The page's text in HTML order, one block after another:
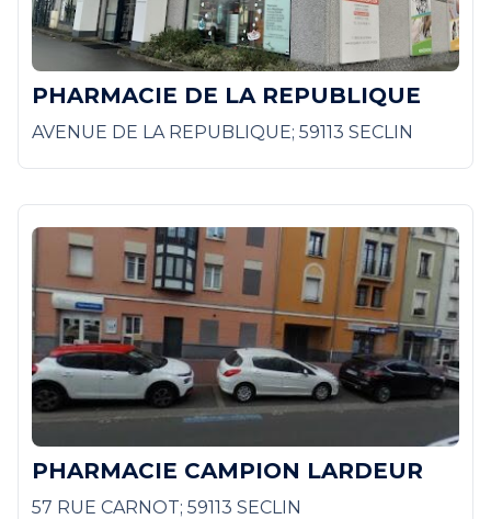
PHARMACIE DE LA REPUBLIQUE
AVENUE DE LA REPUBLIQUE; 59113 SECLIN
PHARMACIE CAMPION LARDEUR
57 RUE CARNOT; 59113 SECLIN